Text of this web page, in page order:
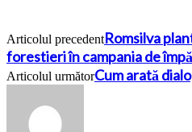
Articolul precedentRomsilva
forestieri în campania de
Articolul următorCum arată